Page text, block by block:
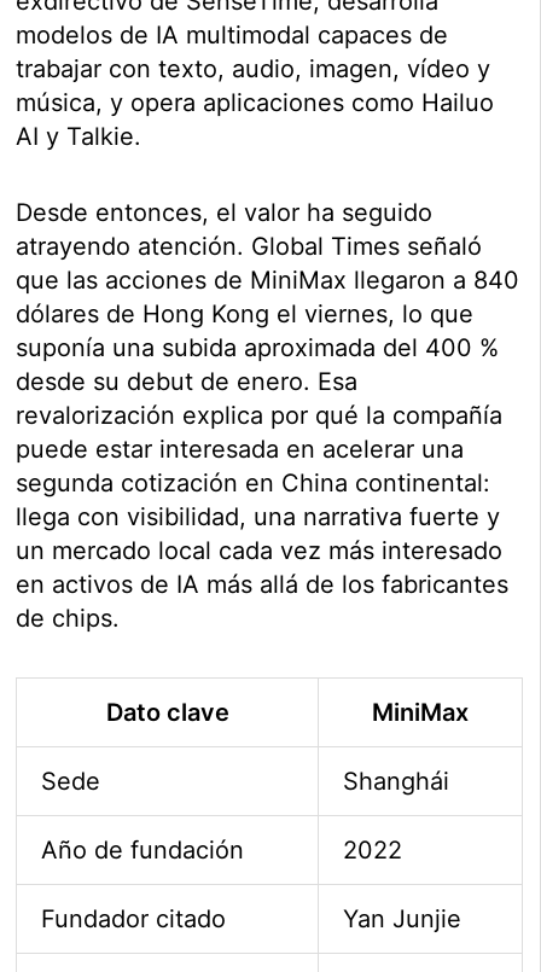
modelos de IA multimodal capaces de
trabajar con texto, audio, imagen, vídeo y
música, y opera aplicaciones como Hailuo
AI y Talkie.
Desde entonces, el valor ha seguido
atrayendo atención. Global Times señaló
que las acciones de MiniMax llegaron a 840
dólares de Hong Kong el viernes, lo que
suponía una subida aproximada del 400 %
desde su debut de enero. Esa
revalorización explica por qué la compañía
puede estar interesada en acelerar una
segunda cotización en China continental:
llega con visibilidad, una narrativa fuerte y
un mercado local cada vez más interesado
en activos de IA más allá de los fabricantes
de chips.
Dato clave MiniMax
Sede Shanghái
Año de fundación 2022
Fundador citado Yan Junjie